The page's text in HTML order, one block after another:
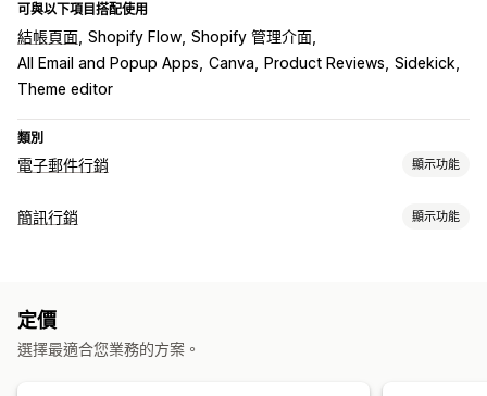
可與以下項目搭配使用
結帳頁面 Shopify Flow Shopify 管理介面
All Email and Popup Apps Canva Product Reviews Sidekick
Theme editor
類別
電子郵件行銷 顯示功能
行銷活動類型
歡迎電子郵件
挽回電子郵件 商品推薦 連續電子郵件行銷活動
簡訊行銷 顯示功能
排程訊息
分群 自訂顧客分群 選擇加入
定價
選擇最適合您業務的方案。